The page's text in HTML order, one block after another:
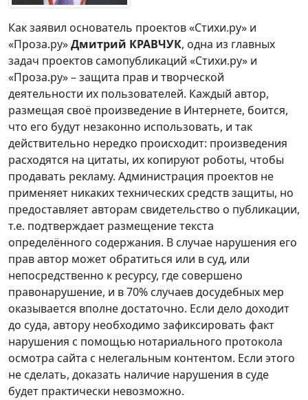
Как заявил основатель проектов «Стихи.ру» и
«Проза.ру»Дмитрий КРАВЧУК, одна из главных
задач проектов самопубликаций «Стихи.ру» и
«Проза.ру» – защита прав и творческой
деятельности их пользователей. Каждый автор,
размещая своё произведение в Интернете, боится,
что его будут незаконно использовать, и так
действительно нередко происходит: произведения
расходятся на цитаты, их копируют роботы, чтобы
продавать рекламу. Администрация проектов не
применяет никаких технических средств защиты, но
предоставляет авторам свидетельство о публикации,
т.е. подтверждает размещение текста
определённого содержания. В случае нарушения его
прав автор может обратиться или в суд, или
непосредственно к ресурсу, где совершено
правонарушение, и в 70% случаев досудебных мер
оказывается вполне достаточно. Если дело доходит
до суда, автору необходимо зафиксировать факт
нарушения с помощью нотариального протокола
осмотра сайта с нелегальным контентом. Если этого
не сделать, доказать наличие нарушения в суде
будет практически невозможно.